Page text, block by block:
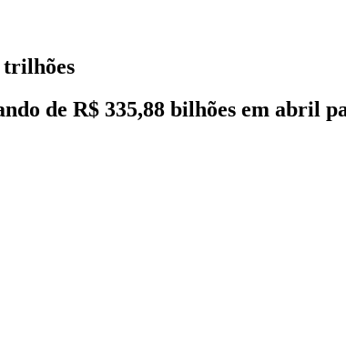
trilhões
de R$ 335,88 bilhões em abril